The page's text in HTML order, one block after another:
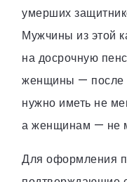
умерших
Мужчины из этой
на досрочную
женщины — после
нужно иметь не
а женщинам — не
Для оформления